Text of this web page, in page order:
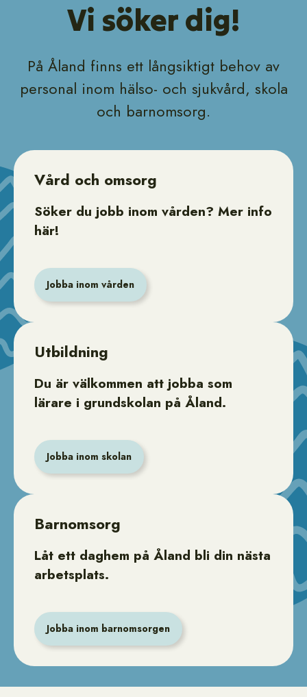
Vi söker dig!
På Åland finns ett långsiktigt behov av
personal inom hälso- och sjukvård, skola
och barnomsorg.
Vård och omsorg
Söker du jobb inom vården? Mer info
här!
Jobba inom vården
Utbildning
Du är välkommen att jobba som
lärare i grundskolan på Åland.
Jobba inom skolan
Barnomsorg
Låt ett daghem på Åland bli din nästa
arbetsplats.
Jobba inom barnomsorgen